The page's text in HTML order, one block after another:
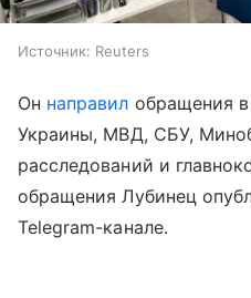
Источник: Reuters
Он направил обращения в
Украины, МВД, СБУ,
расследований и
обращения Лубинец
Telegram-канале.